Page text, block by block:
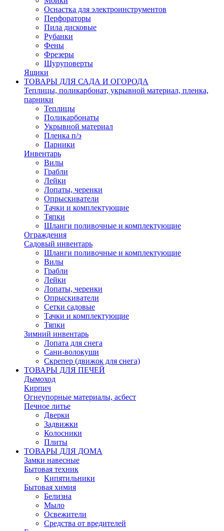
Оснастка для электроинструментов
Перфораторы
Пила дисковые
Рубанки
Фены
Фрезеры
Шуруповерты
Ящики
ТОВАРЫ ДЛЯ САДА И ОГОРОДА
Теплицы, поликарбонат, укрывной материал, пленка,
парники
Теплицы
Поликарбонаты
Укрывной материал
Пленка п/э
Парники
Инвентарь
Вилы
Грабли
Лейки
Лопаты, черенки
Опрыскиватели
Тачки и комплектующие
Тяпки
Шланги поливочные и комплектующие
Ограждения
Садовый инвентарь
Шланги поливочные и комплектующие
Вилы
Грабли
Лейки
Лопаты, черенки
Опрыскиватели
Сетки садовые
Тачки и комплектующие
Тяпки
Зимний инвентарь
Лопата для снега
Сани-волокуши
Скрепер (движок для снега)
ТОВАРЫ ДЛЯ ПЕЧЕЙ
Дымоход
Кирпич
Огнеупорные материалы, асбест
Печное литье
Дверки
Задвижки
Колосники
Плиты
ТОВАРЫ ДЛЯ ДОМА
Замки навесные
Бытовая техник
Кипятильники
Бытовая химия
Белизна
Мыло
Освежители
Средства от вредителей